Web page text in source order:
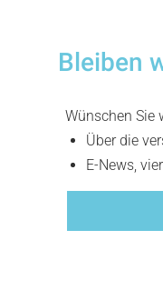
Bleiben
Wünschen Sie
Über die
E-News,